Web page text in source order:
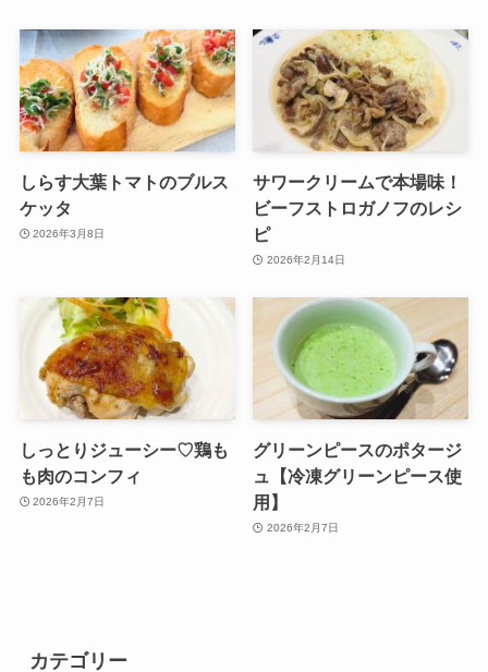
しらす大葉トマトのブルス
ケッタ
2026年3月8日
サワークリームで本場味！
ビーフストロガノフのレシ
ピ
2026年2月14日
しっとりジューシー♡鶏も
も肉のコンフィ
2026年2月7日
グリーンピースのポタージ
ュ【冷凍グリーンピース使
用】
2026年2月7日
カテゴリー